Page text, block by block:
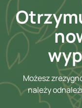
Możesz
należy